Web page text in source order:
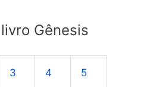
Gênesis
3 4 5